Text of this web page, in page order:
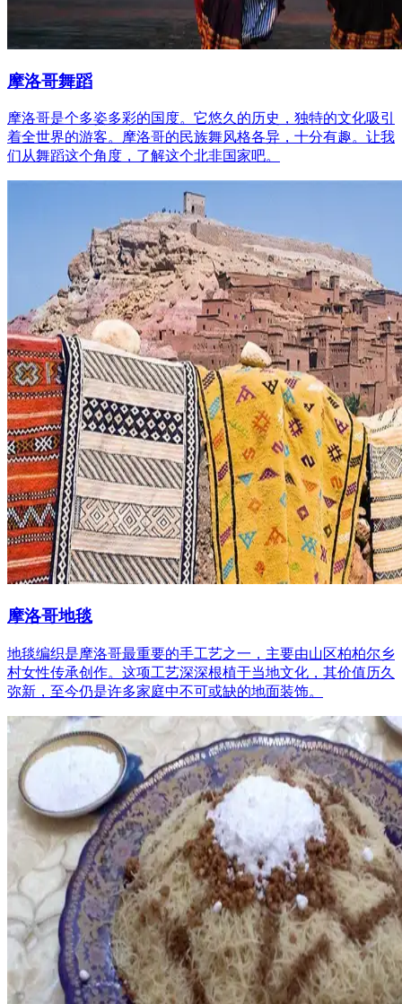
摩洛哥舞蹈
摩洛哥是个多姿多彩的国度。它悠久的历史，独特的文化吸引
着全世界的游客。摩洛哥的民族舞风格各异，十分有趣。让我
们从舞蹈这个角度，了解这个北非国家吧。
摩洛哥地毯
地毯编织是摩洛哥最重要的手工艺之一，主要由山区柏柏尔乡
村女性传承创作。这项工艺深深根植于当地文化，其价值历久
弥新，至今仍是许多家庭中不可或缺的地面装饰。